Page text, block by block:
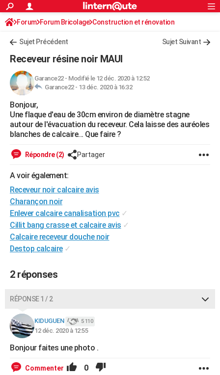
ACTUALITÉS
Politique
Société
Faits Divers
Education
Monde
Villes
+
FINANCE
Retraite
Impôts
Epargne
Immobilier
Risques naturels par ville
Banque
Assurance
Crédit
AUTO
Essais
Réserver un essai
Citadines
Berlines
SUV
Forum auto
+HIGH-TECH
Mobiles
Meilleur smartphone
Internet
Ordinateurs
Jeux vidéo
Guide high-tech
+BRICOLAGE
Forum
Aménagement intérieur
Extérieur
Cuisine
Salle de bains
Jardinage
Rangement
WEEK-END
LIFESTYLE
Art de vivre
Bien-être
Loisirs
Mode
Modes de vie
SANTE
Alimentation
Guide de la santé
Maladies
Médicaments
Sommeil
VOYAGE
Destinations
City break
Voyage nature
Voyage de noces
Forum
Climat
+PHOTO
GUIDES D'ACHAT
BONS PLANS
Dictionnaire
Biographies
Citations
Expressions
Proverbes
PROGRAMME TV
COPAINS D'AVANT
S'inscrire
Se connecter
Lycées
Collèges
Primaires
Universités
Entreprises
Service militaire
Avis de recherche
AVIS DE DÉCÈS
Rechercher
S'inscrire
Connexion
Forum Forum Bricolage Construction et rénovation
Sujet Précédent Sujet Suivant
Receveur résine noir MAUI
Garance22- Modifié le 12 déc. 2020 à 12:52
Garance22 - 13 déc. 2020 à 16:32
Bonjour,
Une flaque d'eau de 30cm environ de diamètre stagne
autour de l'évacuation du receveur. Cela laisse des auréoles
blanches de calcaire... Que faire ?
Répondre (2) Partager
A voir également:
Receveur noir calcaire avis
Charançon noir
Enlever calcaire canalisation pvc ✓
Cillit bang crasse et calcaire avis ✓
Calcaire receveur douche noir
Destop calcaire ✓
2 réponses
RÉPONSE 1 / 2
KIDUGUEN 5 110
12 déc. 2020 à 12:55
Bonjour faites une photo .
Commenter 0